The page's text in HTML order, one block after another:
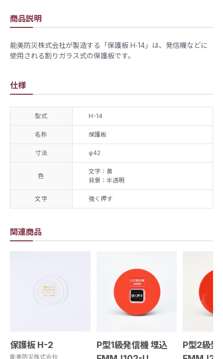
関連商品
保護板 H-2
能美防災株式会社
P型1級発信機 埋込
P型2級発
商品説明
能美防災株式会社が製造する「保護板 H‑14」は、発信機などに
使用される割りガラス式の保護板です。
仕様
型式 H-14
名称 保護板
寸法 φ42
色
文字：黄
背景：半透明
文字 強く押す